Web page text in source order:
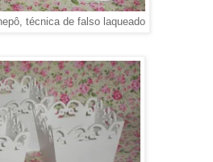
técnica de falso laqueado